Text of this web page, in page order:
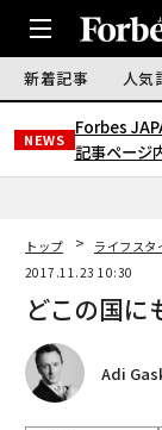
新着記事 人気
NEWS
Forbes
記事ページ
トップ ライフスタ
2017.11.23 10:30
どこの国に
Adi